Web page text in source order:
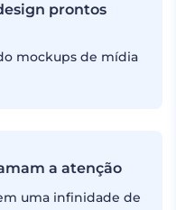
prontos
mockups de mídia
a atenção
uma infinidade de